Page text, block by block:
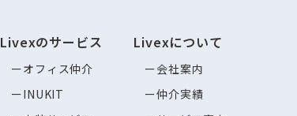
Livexのサービス
オフィス仲介
INUKIT
Livexについて
会社案内
仲介実績